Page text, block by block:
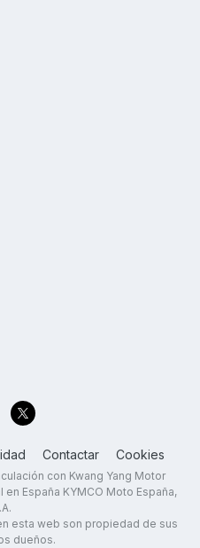
Contactar Cookies
con Kwang Yang Motor
España KYMCO Moto España,
esta web son propiedad de sus
dueños.